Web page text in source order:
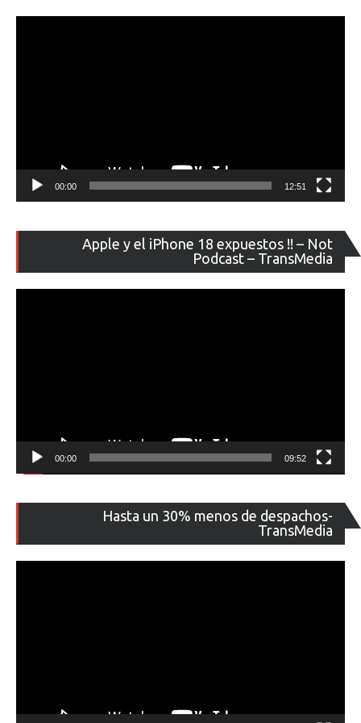
00:00 12:51
Apple y el iPhone 18 expuestos !! – Not
Podcast – TransMedia
de
00:00 09:52
Hasta un 30% menos de despachos-
TransMedia
de